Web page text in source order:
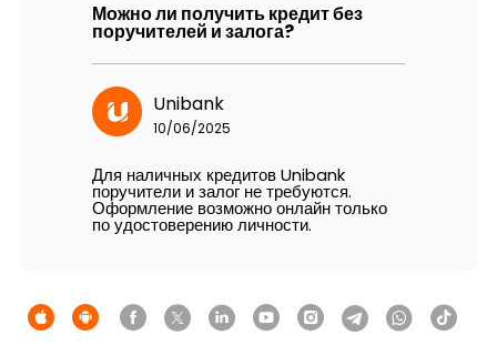
Сеть обслуживания
О банке
Устойчивость
Кешбэк
Кадровые ресурсы
Можно ли получить кредит без
поручителей и залога?
Unibank
10/06/2025
Для наличных кредитов Unibank
поручители и залог не требуются.
Оформление возможно онлайн только
по удостоверению личности.